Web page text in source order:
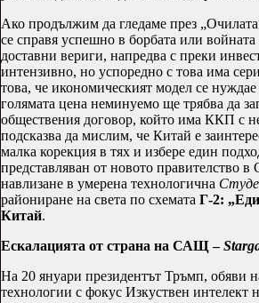
Ако продължим да гледаме през
се справя успешно в борбата или
доставни вериги, напредва с преки
интензивно, но успоредно с това има
това, че икономическият модел се
голямата цена неминуемо ще трябва да
обществения договор, който има ККП с
подсказва да мислим, че Китай е
малка корекция в тях и избере един
представляван от новото правителство
навлизане в умерена технологична
райониране на света по схемата Г-2:
Китай.
Ескалацията от страна на САЩ –
На 20 януари президентът Тръмп, обяви
технологии с фокус Изкуствен